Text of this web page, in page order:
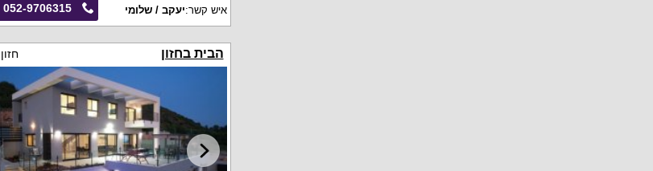
052-9706315 איש קשר:יעקב / שלומי
הבית בחזון חזון